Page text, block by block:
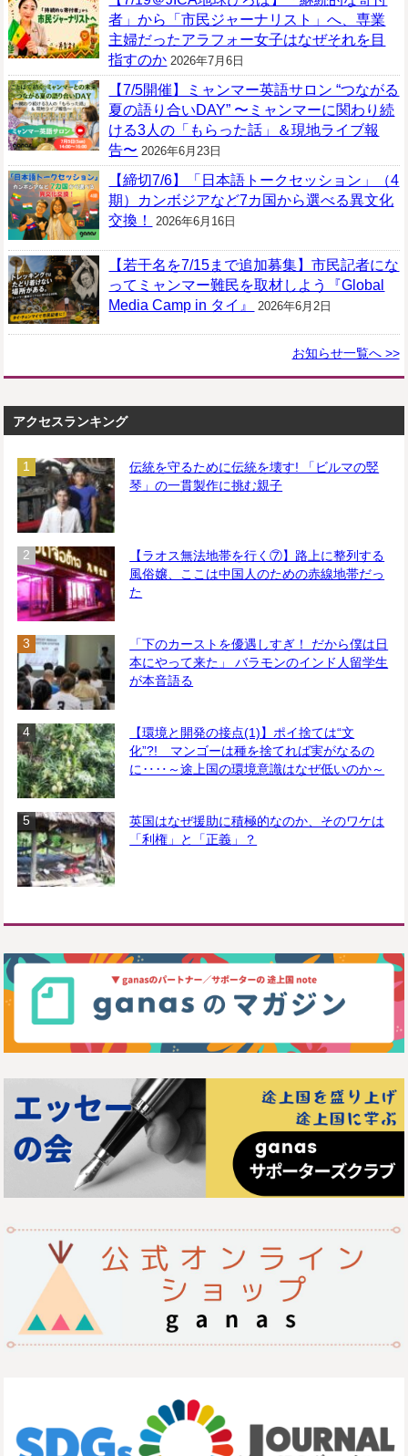
者」から「市民ジャーナリスト」へ、専業
主婦だったアラフォー女子はなぜそれを目
指すのか 2026年7月6日
【7/5開催】ミャンマー英語サロン “つながる
夏の語り合いDAY” 〜ミャンマーに関わり続
ける3人の「もらった話」＆現地ライブ報
告〜 2026年6月23日
【締切7/6】「日本語トークセッション」（4
期）カンボジアなど7カ国から選べる異文化
交換！
2026年6月16日
【若干名を7/15まで追加募集】市民記者にな
ってミャンマー難民を取材しよう『Global
Media Camp in タイ』
2026年6月2日
お知らせ一覧へ >>
アクセスランキング
伝統を守るために伝統を壊す! 「ビルマの竪
琴」の一貫製作に挑む親子
【ラオス無法地帯を行く⑦】路上に整列する
風俗嬢、ここは中国人のための赤線地帯だっ
た
「下のカーストを優遇しすぎ！ だから僕は日
本にやって来た」 バラモンのインド人留学生
が本音語る
【環境と開発の接点(1)】ポイ捨ては“文
化”?! マンゴーは種を捨てれば実がなるの
に‥‥～途上国の環境意識はなぜ低いのか～
英国はなぜ援助に積極的なのか、そのワケは
「利権」と「正義」？